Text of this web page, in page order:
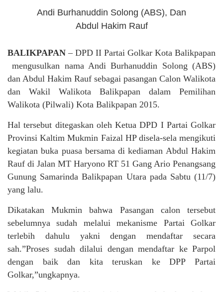
Andi Burhanuddin Solong (ABS), Dan
Abdul Hakim Rauf
BALIKPAPAN – DPD II Partai Golkar Kota Balikpapan
mengusulkan nama Andi Burhanuddin Solong (ABS)
dan Abdul Hakim Rauf sebagai pasangan Calon Walikota
dan Wakil Walikota Balikpapan dalam Pemilihan
Walikota (Pilwali) Kota Balikpapan 2015.
Hal tersebut ditegaskan oleh Ketua DPD I Partai Golkar
Provinsi Kaltim Mukmin Faizal HP disela-sela mengikuti
kegiatan buka puasa bersama di kediaman Abdul Hakim
Rauf di Jalan MT Haryono RT 51 Gang Ario Penangsang
Gunung Samarinda Balikpapan Utara pada Sabtu (11/7)
yang lalu.
Dikatakan Mukmin bahwa Pasangan calon tersebut
sebelumnya sudah melalui mekanisme Partai Golkar
terlebih dahulu yakni dengan mendaftar secara
sah.”Proses sudah dilalui dengan mendaftar ke Parpol
dengan baik dan kita teruskan ke DPP Partai
Golkar,”ungkapnya.